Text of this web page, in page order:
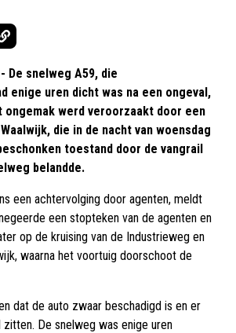
De snelweg A59, die
enige uren dicht was na een ongeval,
ongemak werd veroorzaakt door een
die in de nacht van woensdag
toestand door de vangrail
belandde.
een achtervolging door agenten, meldt
een stopteken van de agenten en
op de kruising van de Industrieweg en
waarna het voortuig doorschoot de
dat de auto zwaar beschadigd is en er
zitten. De snelweg was enige uren